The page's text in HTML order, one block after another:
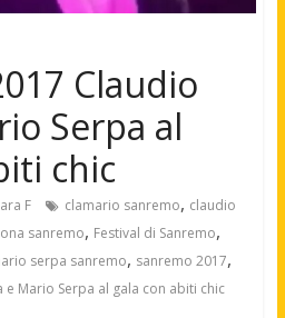
Claudio
Serpa al
chic
F clamario sanremo, claudio
sanremo, Festival di Sanremo,
serpa sanremo, sanremo 2017,
e Mario Serpa al gala con abiti chic